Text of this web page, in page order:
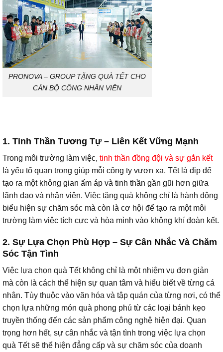
PRONOVA – GROUP TẶNG QUÀ TẾT CHO
CÁN BỘ CÔNG NHÂN VIÊN
1. Tinh Thần Tương Tự – Liên Kết Vững Mạnh
Trong môi trường làm việc, tinh thần đồng đội và sự gắn kết
là yếu tố quan trọng giúp mỗi công ty vươn xa. Tết là dịp để
tạo ra một không gian ấm áp và tinh thần gần gũi hơn giữa
lãnh đạo và nhân viên. Việc tặng quà không chỉ là hành động
biểu hiện sự chăm sóc mà còn là cơ hội để tạo ra một môi
trường làm việc tích cực và hòa mình vào không khí đoàn kết.
2. Sự Lựa Chọn Phù Hợp – Sự Cân Nhắc Và Chăm
Sóc Tận Tình
Việc lựa chọn quà Tết không chỉ là một nhiệm vụ đơn giản
mà còn là cách thể hiện sự quan tâm và hiểu biết về từng cá
nhân. Tùy thuộc vào văn hóa và tập quán của từng nơi, có thể
chọn lựa những món quà phong phú từ các loại bánh kẹo
truyền thống đến các sản phẩm công nghệ hiện đại. Quan
trọng hơn hết, sự cân nhắc và tận tình trong việc lựa chọn
quà Tết sẽ thể hiện đẳng cấp và sự chăm sóc của doanh